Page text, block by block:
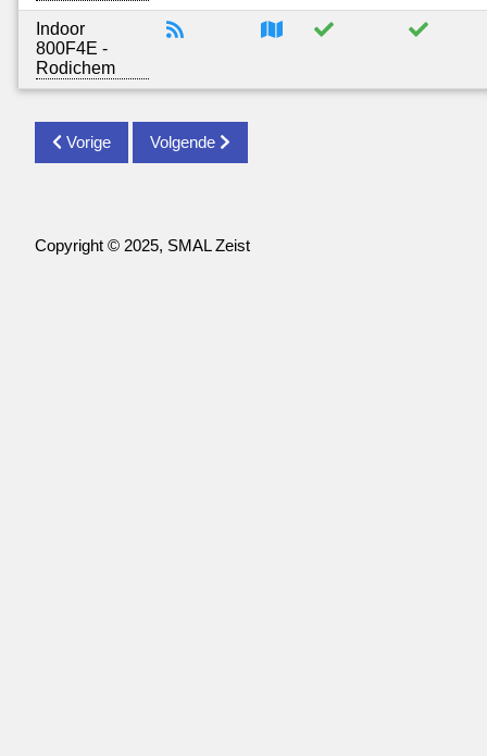
Indoor
800F4E -
Rodichem
Vorige Volgende
Copyright © 2025, SMAL Zeist